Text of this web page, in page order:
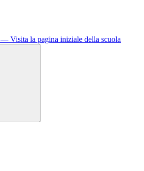
— Visita la pagina iniziale della scuola